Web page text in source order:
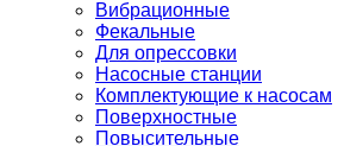
Вибрационные
Фекальные
Для опрессовки
Насосные станции
Комплектующие к насосам
Поверхностные
Повысительные